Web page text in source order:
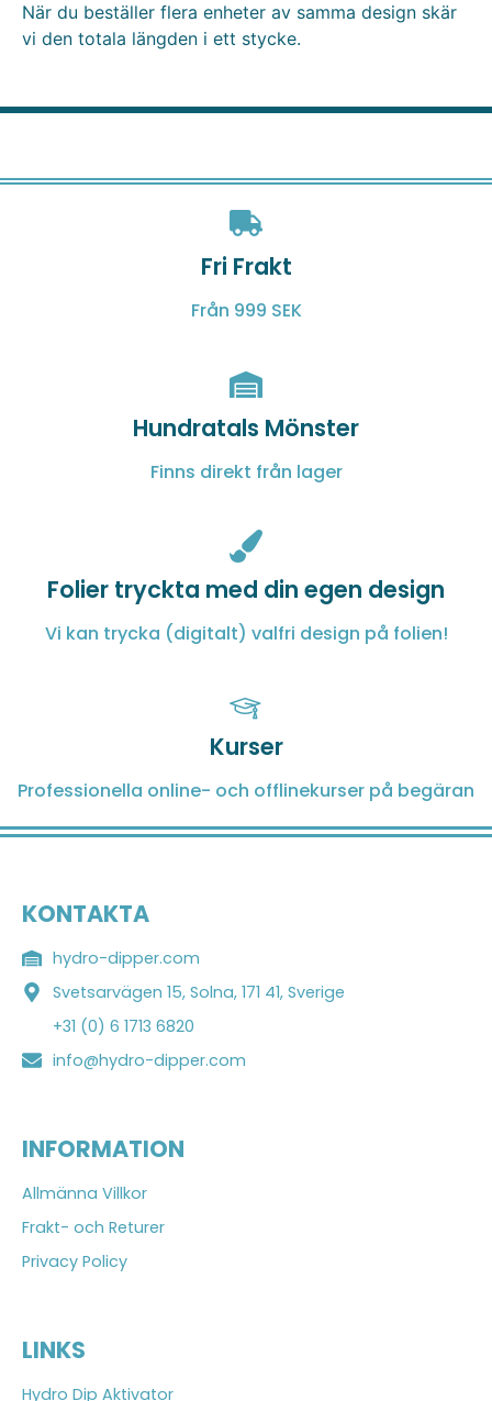
När du beställer flera enheter av samma design skär
vi den totala längden i ett stycke.
Fri Frakt
Från 999 SEK
Hundratals Mönster
Finns direkt från lager
Folier tryckta med din egen design
Vi kan trycka (digitalt) valfri design på folien!
Kurser
Professionella online- och offlinekurser på begäran
KONTAKTA
hydro-dipper.com
Svetsarvägen 15, Solna, 171 41, Sverige
+31 (0) 6 1713 6820
info@hydro-dipper.com
INFORMATION
Allmänna Villkor
Frakt- och Returer
Privacy Policy
LINKS
Hydro Dip Aktivator